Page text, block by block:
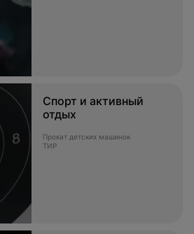
Спорт и активный
отдых
Прокат детских машинок
ТИР